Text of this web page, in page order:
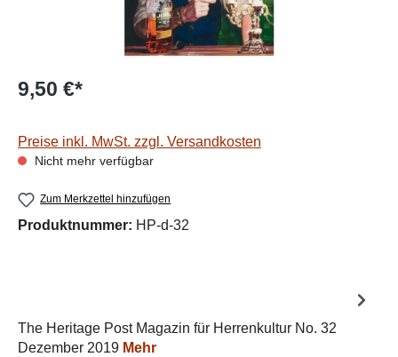
9,50 €*
Preise inkl. MwSt. zzgl. Versandkosten
Nicht mehr verfügbar
Zum Merkzettel hinzufügen
Produktnummer: HP-d-32
The Heritage Post Magazin für Herrenkultur No. 32
Dezember 2019 Mehr